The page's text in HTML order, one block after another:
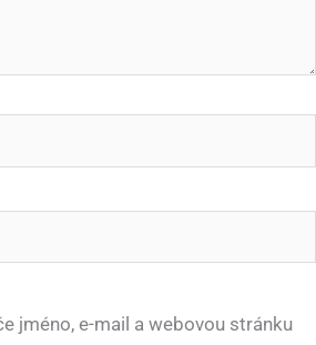
jméno, e-mail a webovou stránku